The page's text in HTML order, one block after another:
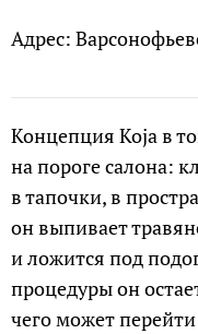
Адрес:
Концепция Koja в
на пороге салона:
в тапочки, в
он выпивает
и ложится под
процедуры он
чего может